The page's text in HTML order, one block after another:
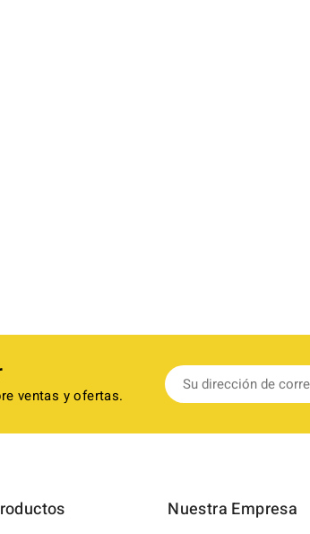
ventas y ofertas.
Nuestra Empresa